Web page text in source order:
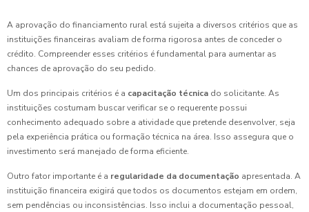
A aprovação do financiamento rural está sujeita a diversos critérios que as
instituições financeiras avaliam de forma rigorosa antes de conceder o
crédito. Compreender esses critérios é fundamental para aumentar as
chances de aprovação do seu pedido.
Um dos principais critérios é a capacitação técnica do solicitante. As
instituições costumam buscar verificar se o requerente possui
conhecimento adequado sobre a atividade que pretende desenvolver, seja
pela experiência prática ou formação técnica na área. Isso assegura que o
investimento será manejado de forma eficiente.
Outro fator importante é a regularidade da documentação apresentada. A
instituição financeira exigirá que todos os documentos estejam em ordem,
sem pendências ou inconsistências. Isso inclui a documentação pessoal,